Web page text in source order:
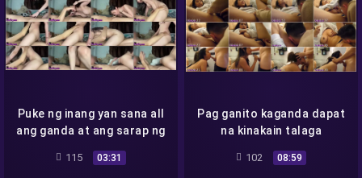
Puke ng inang yan sana all
ang ganda at ang sarap ng
115 03:31
Pag ganito kaganda dapat
na kinakain talaga
102 08:59